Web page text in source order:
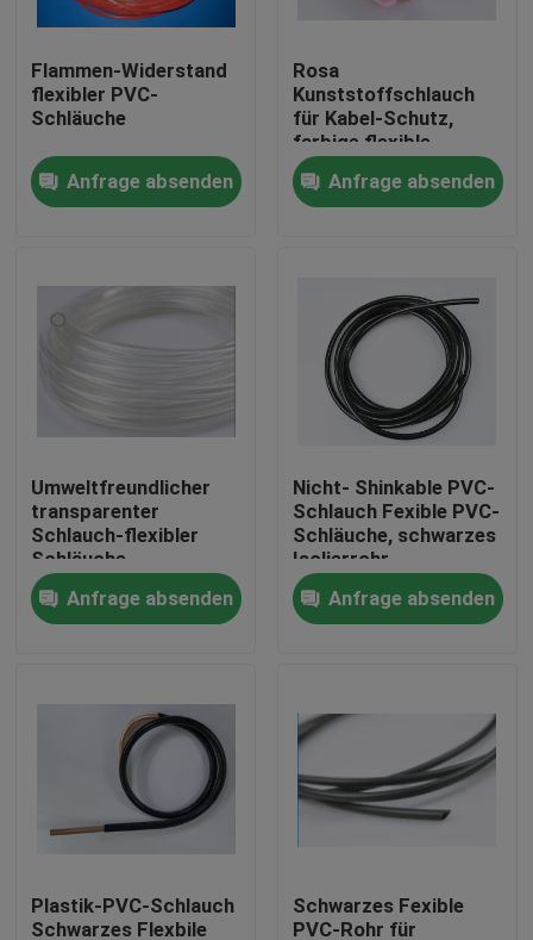
Produkte
Über uns
Fabrik-Ausflug
Qualitätskontrolle
Treten Sie mit uns in Verbindung
Fordern Sie ein Zitat
Flexibler PVC-Schläuche
durch Hitze schrumpfbares Rohr
Gewölbter flexible Schläuche
Flammen-Widerstand
flexibler PVC-
Schläuche
Anfrage absenden
Rosa
Kunststoffschlauch
für Kabel-Schutz,
farbige flexible
Kunststoffschlauch-
FabrikAnfrage absenden
Umweltfreundlicher
transparenter
Schlauch-flexibler
Schläuche
Anfrage absenden
Nicht- Shinkable PVC-
Schlauch Fexible PVC-
Schläuche, schwarzes
Isolierrohr
Anfrage absenden
Plastik-PVC-Schlauch
Schwarzes Flexbile
Schwarzes Fexible
PVC-Rohr für